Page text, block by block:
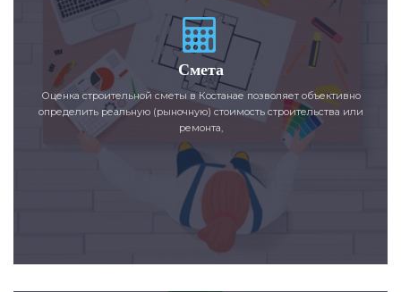
Смета
Оценка строительной сметы в Костанае позволяет объективно
определить реальную (рыночную) стоимость строительства или
ремонта,